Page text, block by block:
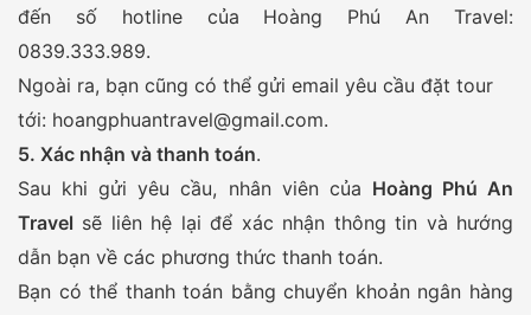
đến số hotline của Hoàng Phú An Travel:
0839.333.989.
Ngoài ra, bạn cũng có thể gửi email yêu cầu đặt tour
tới: hoangphuantravel@gmail.com.
5. Xác nhận và thanh toán.
Sau khi gửi yêu cầu, nhân viên của Hoàng Phú An
Travel sẽ liên hệ lại để xác nhận thông tin và hướng
dẫn bạn về các phương thức thanh toán.
Bạn có thể thanh toán bằng chuyển khoản ngân hàng